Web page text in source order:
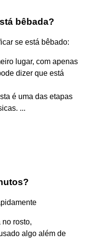
bêbada?
se está bêbado:
lugar, com apenas
dizer que está
é uma das etapas
...
rosto,
algo além de